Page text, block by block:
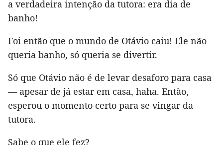
a verdadeira intenção da tutora: era dia de
banho!
Foi então que o mundo de Otávio caiu! Ele não
queria banho, só queria se divertir.
Só que Otávio não é de levar desaforo para casa
— apesar de já estar em casa, haha. Então,
esperou o momento certo para se vingar da
tutora.
Sabe o que ele fez?